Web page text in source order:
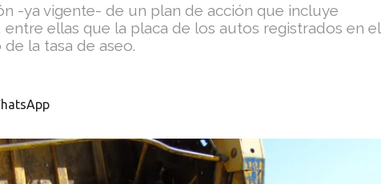
-ya vigente- de un plan de acción que incluye
ellas que la placa de los autos registrados en el
la tasa de aseo.